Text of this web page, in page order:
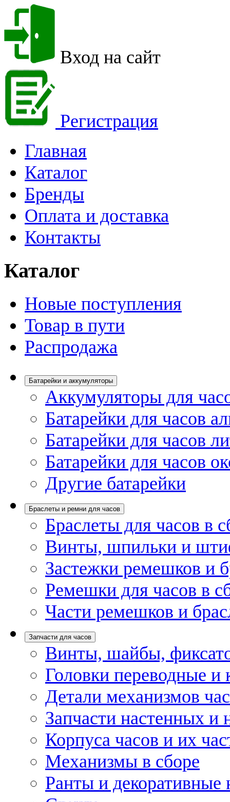
Вход на сайт
Регистрация
Главная
Каталог
Бренды
Оплата и доставка
Контакты
Каталог
Новые поступления
Товар в пути
Распродажа
Батарейки и аккумуляторы
Аккумуляторы для
Батарейки для часов
Батарейки для часов
Батарейки для часов
Другие батарейки
Браслеты и ремни для часов
Браслеты для часов в
Винты, шпильки и
Застежки ремешков и
Ремешки для часов в
Части ремешков и
Запчасти для часов
Винты, шайбы,
Головки переводные и
Детали механизмов
Запчасти настенных и
Корпуса часов и их
Механизмы в сборе
Ранты и декоративные